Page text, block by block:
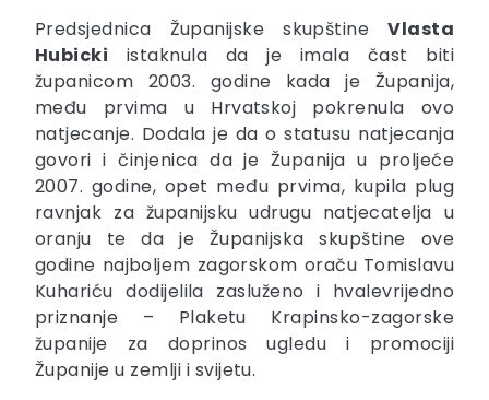
Predsjednica Županijske skupštineVlasta
Hubicki istaknula da je imala čast biti
županicom 2003. godine kada je Županija,
među prvima u Hrvatskoj pokrenula ovo
natjecanje. Dodala je da o statusu natjecanja
govori i činjenica da je Županija u proljeće
2007. godine, opet među prvima, kupila plug
ravnjak za županijsku udrugu natjecatelja u
oranju te da je Županijska skupštine ove
godine najboljem zagorskom oraču Tomislavu
Kuhariću dodijelila zasluženo i hvalevrijedno
priznanje – Plaketu Krapinsko-zagorske
županije za doprinos ugledu i promociji
Županije u zemlji i svijetu.